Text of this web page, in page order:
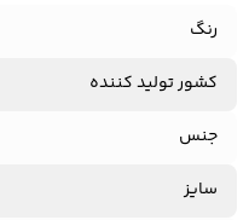
رنگ
کشور تولید کننده
جنس
سایز